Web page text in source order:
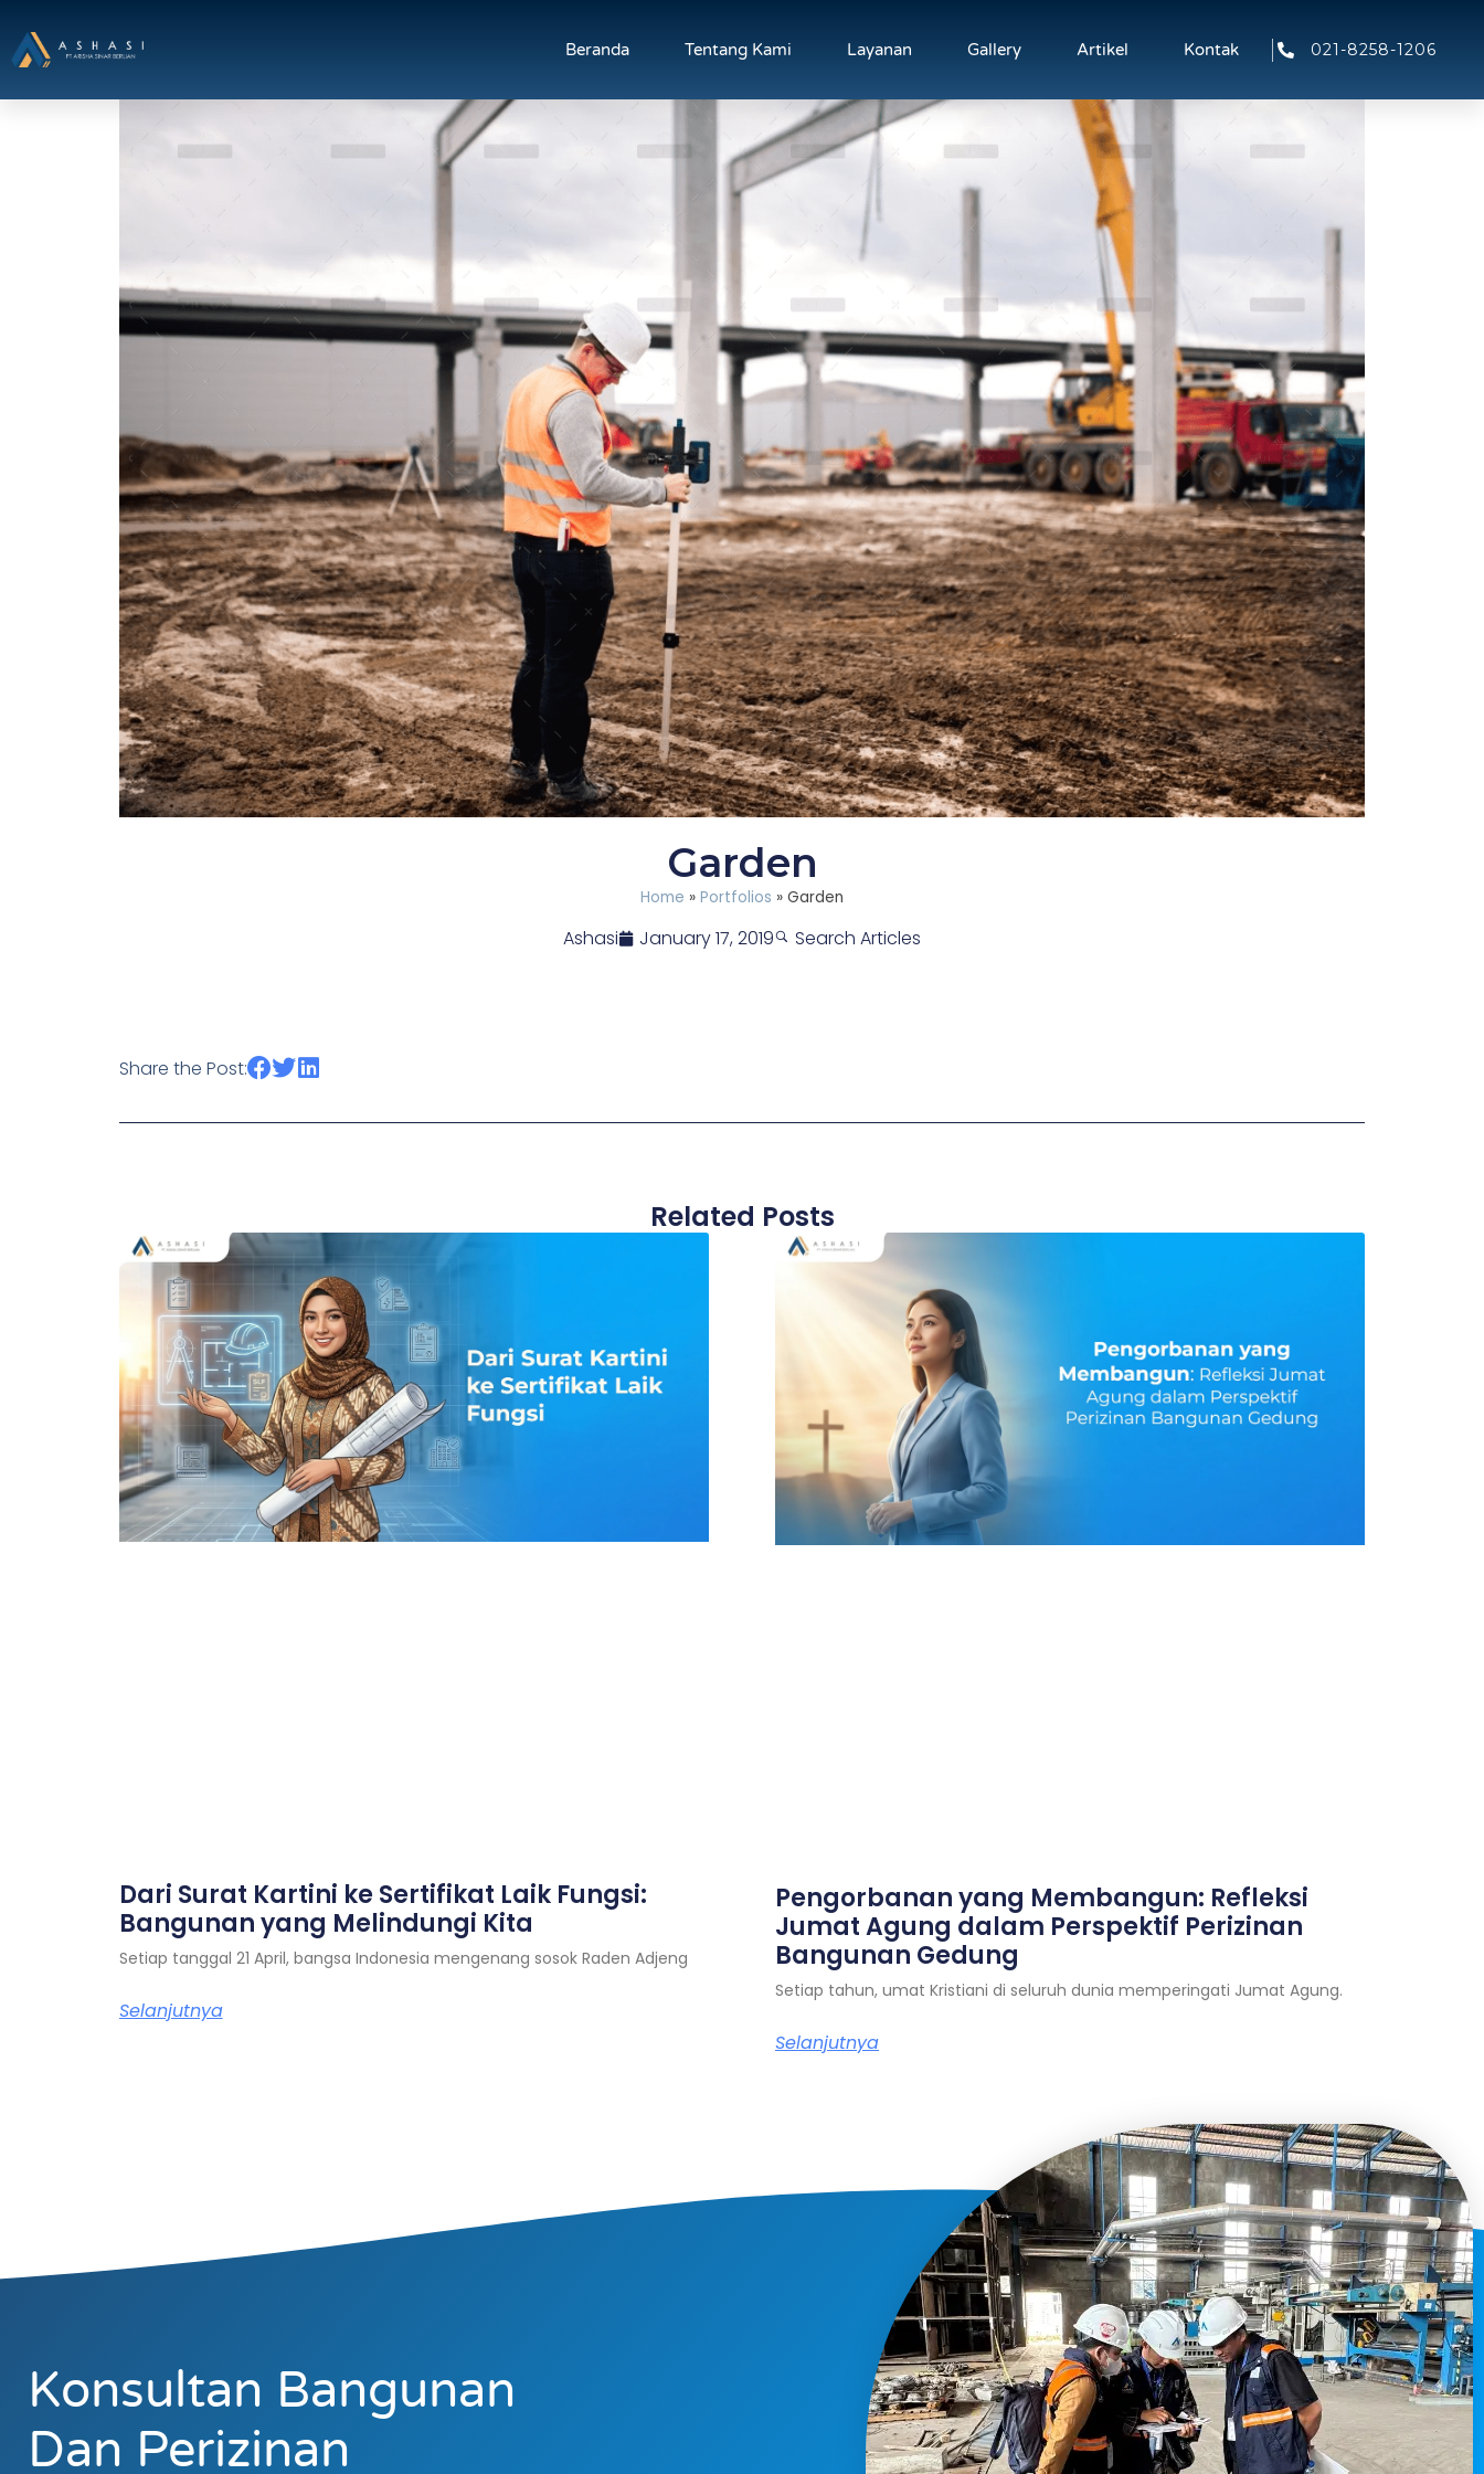
Beranda Tentang Kami Layanan Gallery Artikel Kontak 021-8258-1206
Garden
Home » Portfolios » Garden
Ashasi January 17, 2019 Search Articles
Share the Post:
Related Posts
Dari Surat Kartini ke Sertifikat Laik Fungsi:
Bangunan yang Melindungi Kita
Setiap tanggal 21 April, bangsa Indonesia mengenang sosok Raden Adjeng
Selanjutnya
Pengorbanan yang Membangun: Refleksi
Jumat Agung dalam Perspektif Perizinan
Bangunan Gedung
Setiap tahun, umat Kristiani di seluruh dunia memperingati Jumat Agung.
Selanjutnya
Konsultan Bangunan
Dan Perizinan